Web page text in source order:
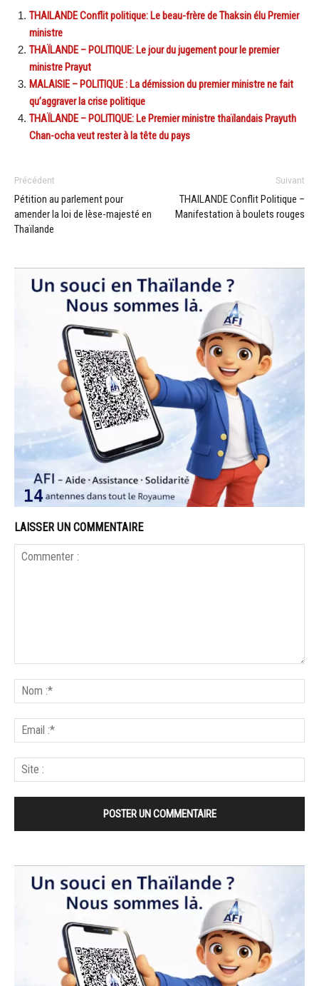
THAILANDE Conflit politique: Le beau-frère de Thaksin élu Premier
ministre
THAÏLANDE – POLITIQUE: Le jour du jugement pour le premier
ministre Prayut
MALAISIE – POLITIQUE : La démission du premier ministre ne fait
qu’aggraver la crise politique
THAÏLANDE – POLITIQUE: Le Premier ministre thaïlandais Prayuth
Chan-ocha veut rester à la tête du pays
Précédent
Pétition au parlement pour
amender la loi de lèse-majesté en
Thaïlande
Suivant
THAILANDE Conflit Politique –
Manifestation à boulets rouges
LAISSER UN COMMENTAIRE